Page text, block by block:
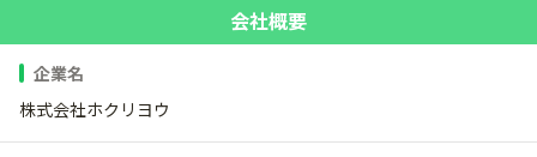
会社概要
企業名
株式会社ホクリヨウ